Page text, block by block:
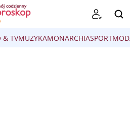
& TVMUZYKAMONARCHIASPORT